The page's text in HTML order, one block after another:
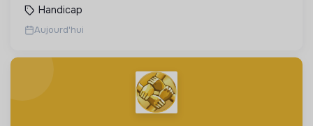
Handicap
Aujourd'hui